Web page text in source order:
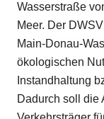
Wasserstraße
Meer. Der
Main-Donau-
ökologischen
Instandhaltung
Dadurch soll die